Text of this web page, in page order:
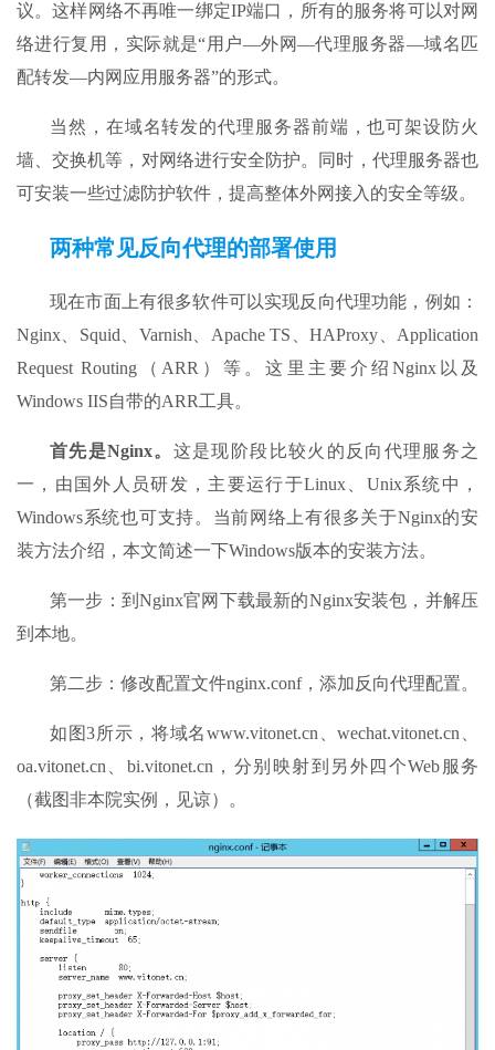
议。这样网络不再唯一绑定IP端口，所有的服务将可以对网
络进行复用，实际就是“用户—外网—代理服务器—域名匹
配转发—内网应用服务器”的形式。
当然，在域名转发的代理服务器前端，也可架设防火
墙、交换机等，对网络进行安全防护。同时，代理服务器也
可安装一些过滤防护软件，提高整体外网接入的安全等级。
两种常见反向代理的部署使用
现在市面上有很多软件可以实现反向代理功能，例如：
Nginx、Squid、Varnish、Apache TS、HAProxy、Application
Request Routing（ARR）等。这里主要介绍Nginx以及
Windows IIS自带的ARR工具。
首先是Nginx。 这是现阶段比较火的反向代理服务之
一，由国外人员研发，主要运行于Linux、Unix系统中，
Windows系统也可支持。当前网络上有很多关于Nginx的安
装方法介绍，本文简述一下Windows版本的安装方法。
第一步：到Nginx官网下载最新的Nginx安装包，并解压
到本地。
第二步：修改配置文件nginx.conf，添加反向代理配置。
如图3所示，将域名www.vitonet.cn、wechat.vitonet.cn、
oa.vitonet.cn、bi.vitonet.cn，分别映射到另外四个Web服务
（截图非本院实例，见谅）。